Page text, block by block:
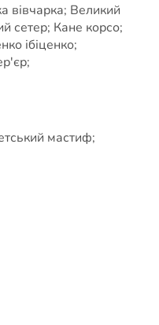
вівчарка; Великий
сетер; Кане корсо;
ібіценко;
мастиф;